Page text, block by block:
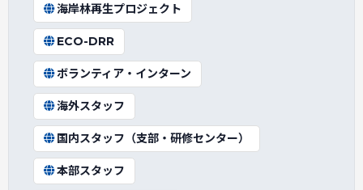
海岸林再生プロジェクト
ECO-DRR
ボランティア・インターン
海外スタッフ
国内スタッフ（支部・研修センター）
本部スタッフ